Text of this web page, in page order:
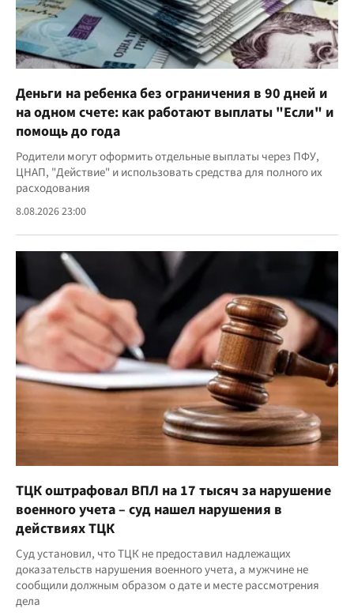
Деньги на ребенка без ограничения в 90 дней и
на одном счете: как работают выплаты "Если" и
помощь до года
Родители могут оформить отдельные выплаты через ПФУ,
ЦНАП, "Действие" и использовать средства для полного их
расходования
8.08.2026 23:00
ТЦК оштрафовал ВПЛ на 17 тысяч за нарушение
военного учета – суд нашел нарушения в
действиях ТЦК
Суд установил, что ТЦК не предоставил надлежащих
доказательств нарушения военного учета, а мужчине не
сообщили должным образом о дате и месте рассмотрения
дела